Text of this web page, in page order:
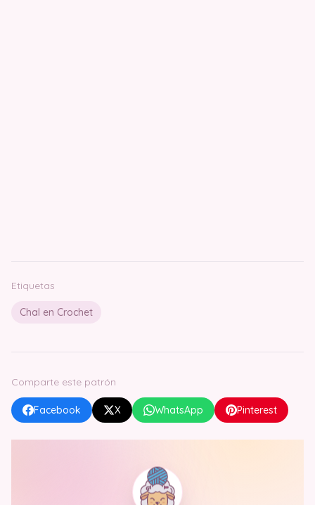
Etiquetas
Chal en Crochet
Comparte este patrón
Facebook X WhatsApp Pinterest